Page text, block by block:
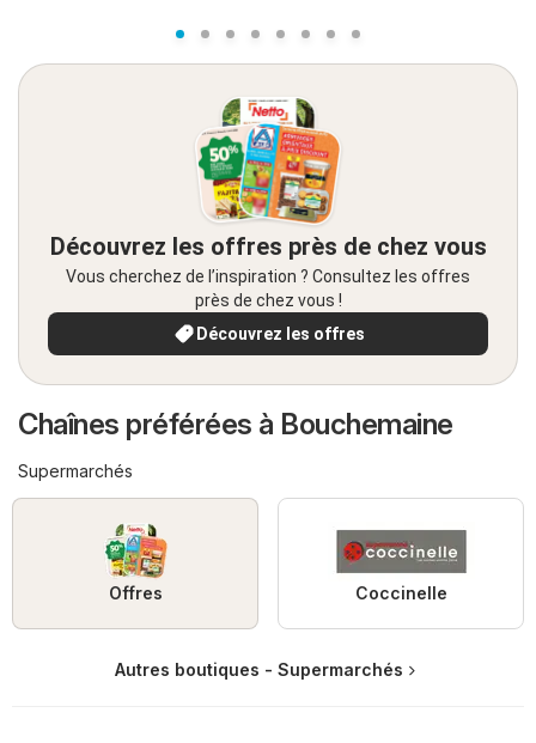
Découvrez les offres près de chez vous
Vous cherchez de l’inspiration ? Consultez les offres
près de chez vous !
Découvrez les offres
Chaînes préférées à Bouchemaine
Supermarchés
Offres Coccinelle
Autres boutiques - Supermarchés